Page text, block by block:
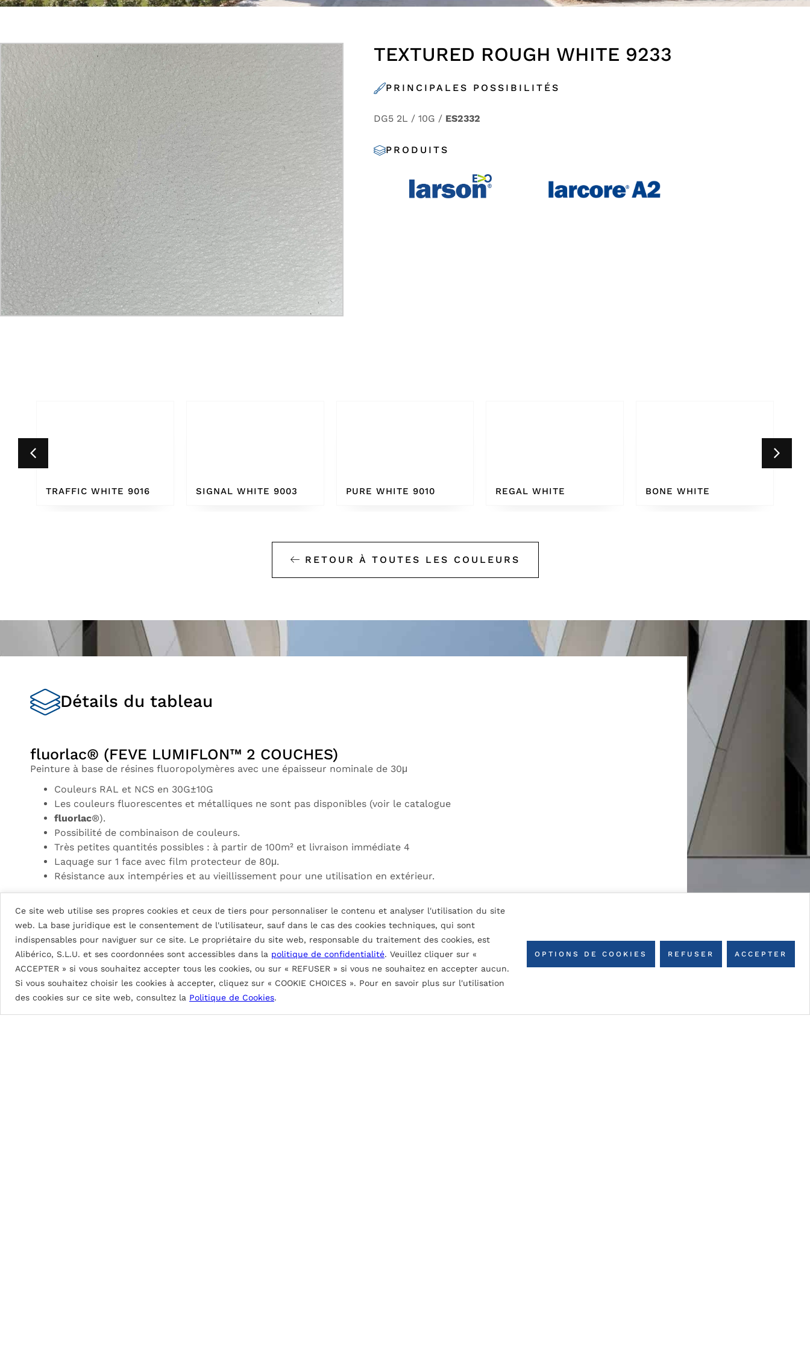
Ce site web utilise ses propres cookies et ceux de tiers pour personnaliser le contenu et analyser l'utilisation du site
web. La base juridique est le consentement de l'utilisateur, sauf dans le cas des cookies techniques, qui sont
indispensables pour naviguer sur ce site. Le propriétaire du site web, responsable du traitement des cookies, est
Alibérico, S.L.U. et ses coordonnées sont accessibles dans la politique de confidentialité. Veuillez cliquer sur «
ACCEPTER » si vous souhaitez accepter tous les cookies, ou sur « REFUSER » si vous ne souhaitez en accepter aucun.
Si vous souhaitez choisir les cookies à accepter, cliquez sur « COOKIE CHOICES ». Pour en savoir plus sur l'utilisation
des cookies sur ce site web, consultez la Politique de Cookies.
OPTIONS DE COOKIES REFUSER ACCEPTER
TEXTURED ROUGH WHITE 9233
PRINCIPALES POSSIBILITÉS
DG5 2L / 10G / ES2332
PRODUITS
SIGNAL WHITE 9003 PURE WHITE 9010 REGAL WHITE BONE WHITE WHITE GREY 9002
RETOUR À TOUTES LES COULEURS
Détails du tableau
fluorlac® (FEVE LUMIFLON™ 2 COUCHES)
Peinture à base de résines fluoropolymères avec une épaisseur nominale de 30μ
Couleurs RAL et NCS en 30G±10G
Les couleurs fluorescentes et métalliques ne sont pas disponibles (voir le catalogue
fluorlac®).
Possibilité de combinaison de couleurs.
Très petites quantités possibles : à partir de 100m² et livraison immédiate 4
Laquage sur 1 face avec film protecteur de 80μ.
Résistance aux intempéries et au vieillissement pour une utilisation en extérieur.
DG5 (High Durable Polyester)
Peinture à base de résines HDP. Épaisseurs de peinture nominale (fonction du type de revêtement):
DG5 2L Coastal: env. 35 μ
DG5 3L Coastal: env. 55 μ
DG5 2L: env. 25μ
Brillance de 70 à 90%.
Excellente protection contre les intempéries, le rayonnement UV et les contaminants atmosphériques.
Excellente flexibilité au profilage, pliage et bobinage.